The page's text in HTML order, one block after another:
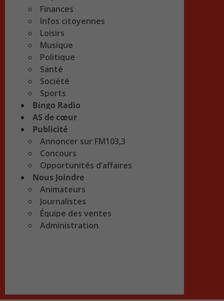
Finances
Infos citoyennes
Loisirs
Musique
Politique
Santé
Société
Sports
Bingo Radio
AS de cœur
Publicité
Annoncer sur FM103,3
Concours
Opportunités d’affaires
Nous Joindre
Animateurs
Journalistes
Équipe des ventes
Administration